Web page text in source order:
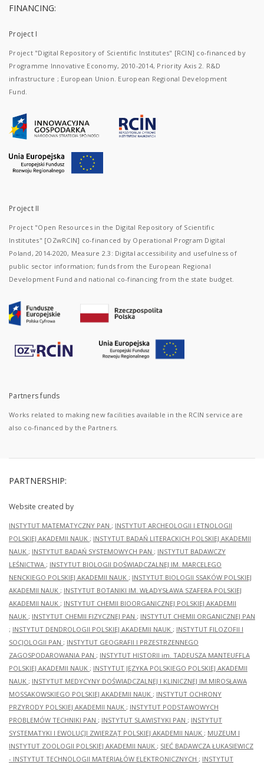
FINANCING:
Project I
Project "Digital Repository of Scientific Institutes" [RCIN] co-financed by
Programme Innovative Economy, 2010-2014, Priority Axis 2. R&D
infrastructure ; European Union. European Regional Development
Fund.
Project II
Project "Open Resources in the Digital Repository of Scientific
Institutes" [OZwRCIN] co-financed by Operational Program Digital
Poland, 2014-2020, Measure 2.3: Digital accessibility and usefulness of
public sector information; funds from the European Regional
Development Fund and national co-financing from the state budget.
Partners funds
Works related to making new facilities available in the RCIN service are
also co-financed by the Partners.
PARTNERSHIP:
Website created by
INSTYTUT MATEMATYCZNY PAN ; INSTYTUT ARCHEOLOGII I ETNOLOGII
POLSKIEJ AKADEMII NAUK ; INSTYTUT BADAŃ LITERACKICH POLSKIEJ AKADEMII
NAUK ; INSTYTUT BADAŃ SYSTEMOWYCH PAN ; INSTYTUT BADAWCZY
LEŚNICTWA ; INSTYTUT BIOLOGII DOŚWIADCZALNEJ IM. MARCELEGO
NENCKIEGO POLSKIEJ AKADEMII NAUK ; INSTYTUT BIOLOGII SSAKÓW POLSKIEJ
AKADEMII NAUK ; INSTYTUT BOTANIKI IM. WŁADYSŁAWA SZAFERA POLSKIEJ
AKADEMII NAUK ; INSTYTUT CHEMII BIOORGANICZNEJ POLSKIEJ AKADEMII
NAUK ; INSTYTUT CHEMII FIZYCZNEJ PAN ; INSTYTUT CHEMII ORGANICZNEJ PAN
; INSTYTUT DENDROLOGII POLSKIEJ AKADEMII NAUK ; INSTYTUT FILOZOFII I
SOCJOLOGII PAN ; INSTYTUT GEOGRAFII I PRZESTRZENNEGO
ZAGOSPODAROWANIA PAN ; INSTYTUT HISTORII im. TADEUSZA MANTEUFFLA
POLSKIEJ AKADEMII NAUK ; INSTYTUT JĘZYKA POLSKIEGO POLSKIEJ AKADEMII
NAUK ; INSTYTUT MEDYCYNY DOŚWIADCZALNEJ I KLINICZNEJ IM.MIROSŁAWA
MOSSAKOWSKIEGO POLSKIEJ AKADEMII NAUK ; INSTYTUT OCHRONY
PRZYRODY POLSKIEJ AKADEMII NAUK ; INSTYTUT PODSTAWOWYCH
PROBLEMÓW TECHNIKI PAN ; INSTYTUT SLAWISTYKI PAN ; INSTYTUT
SYSTEMATYKI I EWOLUCJI ZWIERZĄT POLSKIEJ AKADEMII NAUK ; MUZEUM I
INSTYTUT ZOOLOGII POLSKIEJ AKADEMII NAUK ; SIEĆ BADAWCZA ŁUKASIEWICZ
- INSTYTUT TECHNOLOGII MATERIAŁÓW ELEKTRONICZNYCH ; INSTYTUT